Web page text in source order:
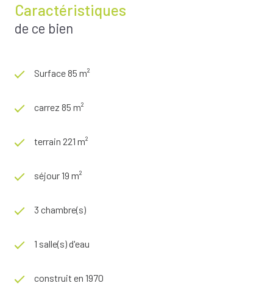
Caractéristiques
de ce bien
Surface 85 m²
carrez 85 m²
terrain 221 m²
séjour 19 m²
3 chambre(s)
1 salle(s) d'eau
construit en 1970